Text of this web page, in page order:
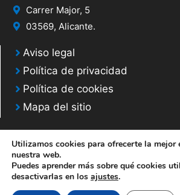
Carrer Major, 5
03569, Alicante.
Aviso legal
Política de privacidad
Política de cookies
Mapa del sitio
© 2020 Web desarrollada por el Servicio de
Utilizamos cookies para ofrecerte la mejor
nuestra web.
Puedes aprender más sobre qué cookies
desactivarlas en los ajustes.